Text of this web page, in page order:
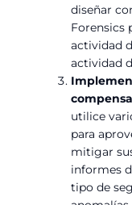
diseñar
Forensics
actividad
actividad
utilice
para
mitigar
informes
tipo de